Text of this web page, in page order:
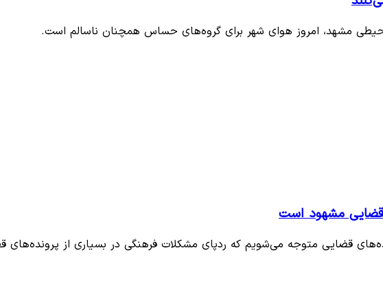
مشهد، امروز هوای شهر برای گروه‌های حساس همچنان ناسالم است.
قضایی مشهود است
قضایی متوجه می‌شویم که ردپای مشکلات فرهنگی در بسیاری از پرونده‌های